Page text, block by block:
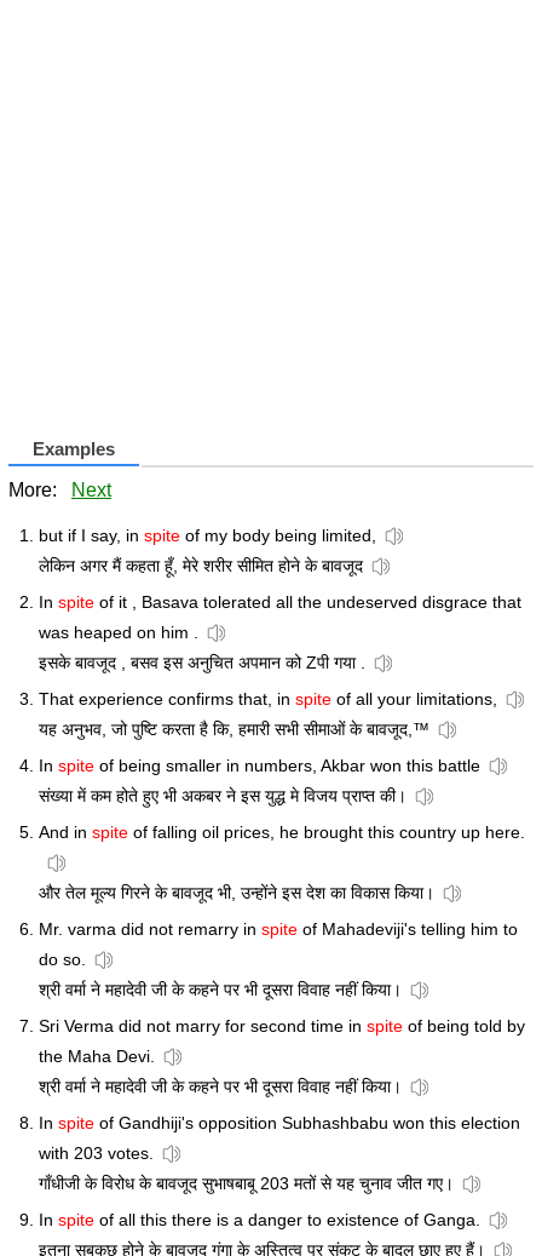
Examples
More: Next
but if I say, in spite of my body being limited,
लेकिन अगर मैं कहता हूँ, मेरे शरीर सीमित होने के बावजूद
In spite of it , Basava tolerated all the undeserved disgrace that
was heaped on him .
इसके बावजूद , बसव इस अनुचित अपमान को Zपी गया .
That experience confirms that, in spite of all your limitations,
यह अनुभव, जो पुष्टि करता है कि, हमारी सभी सीमाओं के बावजूद,™
In spite of being smaller in numbers, Akbar won this battle
संख्या में कम होते हुए भी अकबर ने इस युद्ध मे विजय प्राप्त की।
And in spite of falling oil prices, he brought this country up here.
और तेल मूल्य गिरने के बावजूद भी, उन्होंने इस देश का विकास किया।
Mr. varma did not remarry in spite of Mahadeviji's telling him to
do so.
श्री वर्मा ने महादेवी जी के कहने पर भी दूसरा विवाह नहीं किया।
Sri Verma did not marry for second time in spite of being told by
the Maha Devi.
श्री वर्मा ने महादेवी जी के कहने पर भी दूसरा विवाह नहीं किया।
In spite of Gandhiji's opposition Subhashbabu won this election
with 203 votes.
गाँधीजी के विरोध के बावजूद सुभाषबाबू 203 मतों से यह चुनाव जीत गए।
In spite of all this there is a danger to existence of Ganga.
इतना सबकुछ होने के बावजूद गंगा के अस्तित्व पर संकट के बादल छाए हुए हैं।